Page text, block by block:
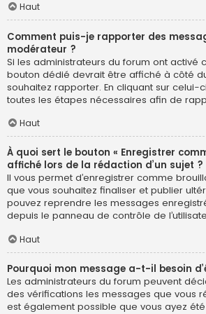
Haut
Comment puis-je rapporter des
modérateur ?
Si les administrateurs du forum ont activé
bouton dédié devrait être affiché à côté
souhaitez rapporter. En cliquant sur celui-
toutes les étapes nécessaires afin de
Haut
À quoi sert le bouton « Enregistrer
affiché lors de la rédaction d’un sujet ?
Il vous permet d’enregistrer comme
que vous souhaitez finaliser et publier
pouvez reprendre les messages
depuis le panneau de contrôle de
Haut
Pourquoi mon message a-t-il besoin
Les administrateurs du forum peuvent
des vérifications les messages que vous
est également possible que vous ayez